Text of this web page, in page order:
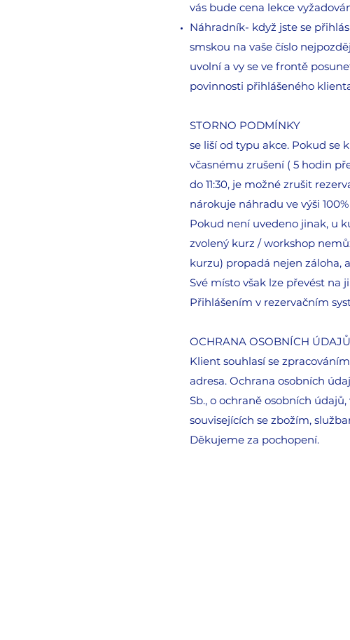
vás bude cena lekce
Náhradník- když jste se
smskou na vaše číslo
uvolní a vy se ve frontě
povinnosti přihlášeného
STORNO PODMÍNKY
se liší od typu akce. Pokud se
včasnému zrušení ( 5 hodin
do 11:30, je možné zrušit
nárokuje náhradu ve výši
Pokud není uvedeno jinak, u
zvolený kurz / workshop
kurzu) propadá nejen záloha,
Své místo však lze převést na
Přihlášením v rezervačním
OCHRANA OSOBNÍCH ÚDAJŮ
Klient souhlasí se
adresa. Ochrana osobních
Sb., o ochraně osobních
souvisejících se zbožím,
Děkujeme za pochopení.